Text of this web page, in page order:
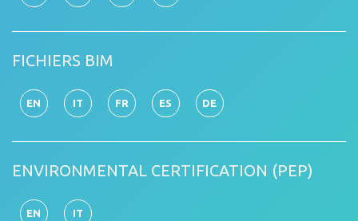
FICHIERS BIM
EN IT FR ES DE
ENVIRONMENTAL CERTIFICATION (PEP)
EN IT